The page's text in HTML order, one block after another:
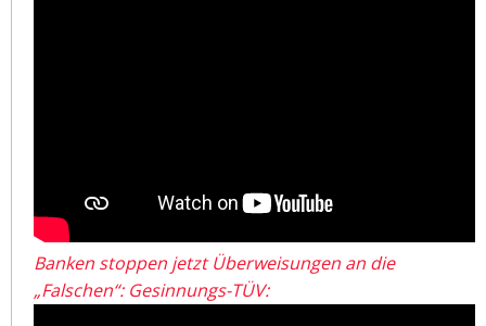
Banken stoppen jetzt Überweisungen an die
„Falschen“: Gesinnungs-TÜV: